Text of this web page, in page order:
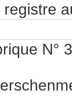
N°